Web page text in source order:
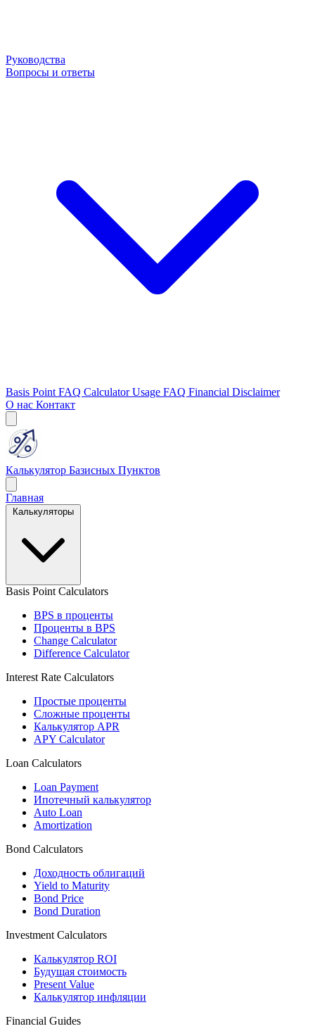
Руководства
Вопросы и ответы
Basis Point FAQ Calculator Usage FAQ Financial Disclaimer
О нас Контакт
Калькулятор Базисных Пунктов
Главная
Basis Point Calculators
BPS в проценты
Проценты в BPS
Change Calculator
Difference Calculator
Interest Rate Calculators
Простые проценты
Сложные проценты
Калькулятор APR
APY Calculator
Loan Calculators
Loan Payment
Ипотечный калькулятор
Auto Loan
Amortization
Bond Calculators
Доходность облигаций
Yield to Maturity
Bond Price
Bond Duration
Investment Calculators
Калькулятор ROI
Будущая стоимость
Present Value
Калькулятор инфляции
Financial Guides